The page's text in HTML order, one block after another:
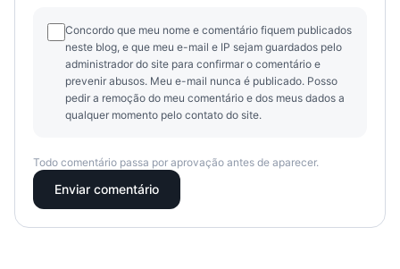
Concordo que meu nome e comentário fiquem publicados
neste blog, e que meu e-mail e IP sejam guardados pelo
administrador do site para confirmar o comentário e
prevenir abusos. Meu e-mail nunca é publicado. Posso
pedir a remoção do meu comentário e dos meus dados a
qualquer momento pelo contato do site.
Todo comentário passa por aprovação antes de aparecer.
Enviar comentário